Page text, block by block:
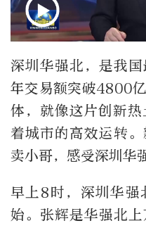
深圳华强北，是我国
年交易额突破4800
体，就像这片创新
着城市的高效运转
卖小哥，感受深圳华
早上8时，深圳华强
始。张辉是华强北